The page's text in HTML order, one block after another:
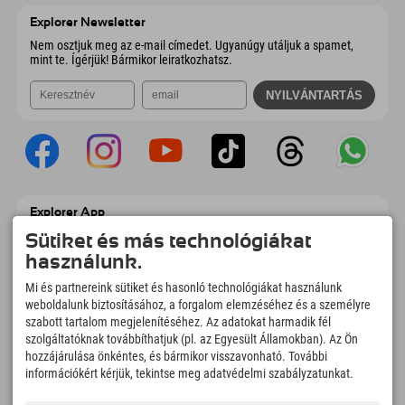
Explorer Newsletter
Nem osztjuk meg az e-mail címedet. Ugyanúgy utáljuk a spamet,
mint te. Ígérjük! Bármikor leiratkozhatsz.
Explorer App
Töltsd fel #ExplorerPillanataidat, az Úticélom
című videódat foglalási áttekintéssel,
bakancslistával, étterem áttekintéssel és
Felfedezős pillanatok ideje
166
Hegyi tavak és
4.634km
Sí- és snowboardpályák
Sütiket és más technológiákat
használunk.
Mi és partnereink sütiket és hasonló technológiákat használunk
weboldalunk biztosításához, a forgalom elemzéséhez és a személyre
szabott tartalom megjelenítéséhez. Az adatokat harmadik fél
szolgáltatóknak továbbíthatjuk (pl. az Egyesült Államokban). Az Ön
hozzájárulása önkéntes, és bármikor visszavonható. További
információkért kérjük, tekintse meg adatvédelmi szabályzatunkat.